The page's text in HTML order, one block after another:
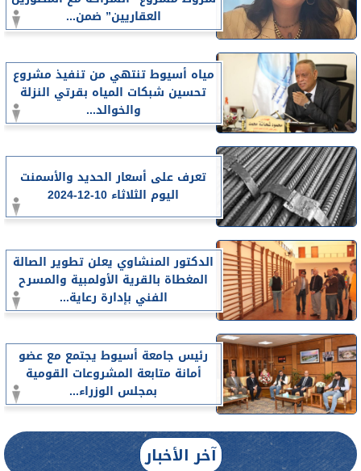
العقاريين” ضمن...
مياه أسيوط تنتهي من تنفيذ مشروع
تحسين شبكات المياه بقرتي النزلة
والخوالد...
تعرف على أسعار الحديد والأسمنت
اليوم الثلاثاء 10-12-2024
الدكتور المنشاوي يعلن تطوير الصالة
المغطاة بالقرية الأولمبية والمسرح
الفني بإدارة رعاية...
رئيس جامعة أسيوط يجتمع مع عضو
أمانة متابعة المشروعات القومية
بمجلس الوزراء...
آخر الأخبار